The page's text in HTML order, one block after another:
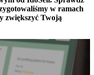
w ramach
zwiększyć Twoją